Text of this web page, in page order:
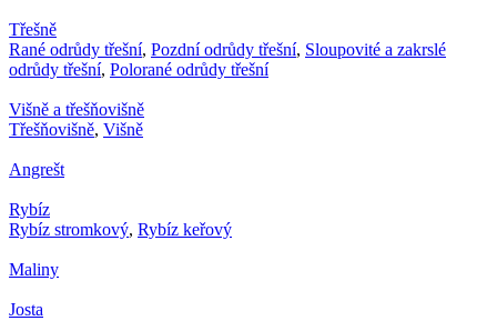
Třešně
Rané odrůdy třešní, Pozdní odrůdy třešní, Sloupovité a zakrslé
odrůdy třešní, Polorané odrůdy třešní
Višně a třešňovišně
Třešňovišně, Višně
Angrešt
Rybíz
Rybíz stromkový, Rybíz keřový
Maliny
Josta